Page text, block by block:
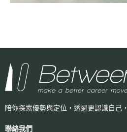
陪你探索優勢與定位，透過更認識自己，
聯絡我們